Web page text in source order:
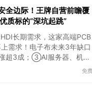
全边际！王牌自营前瞻覆
质标的“深坑起跳”
长期需求，这家高端PCB
需求！电子布未来3年缺口
超3成；③AI服务器、机器
涨价预期暂未被市场定价，
免